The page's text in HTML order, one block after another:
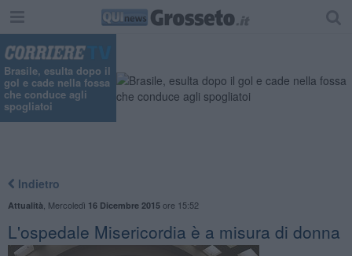
Brasile, esulta dopo il
gol e cade nella fossa
che conduce agli
spogliatoi
Indietro
Attualità Mercoledì 16 Dicembre 2015ore 15:52
L'ospedale Misericordia è a misura di donna